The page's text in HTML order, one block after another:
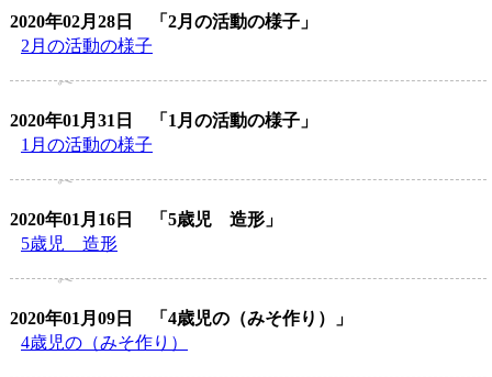
2020年02月28日
「2月の活動の様子」
2月の活動の様子
2020年01月31日
「1月の活動の様子」
1月の活動の様子
2020年01月16日
「5歳児 造形」
5歳児 造形
2020年01月09日
「4歳児の（みそ作り）」
4歳児の（みそ作り）